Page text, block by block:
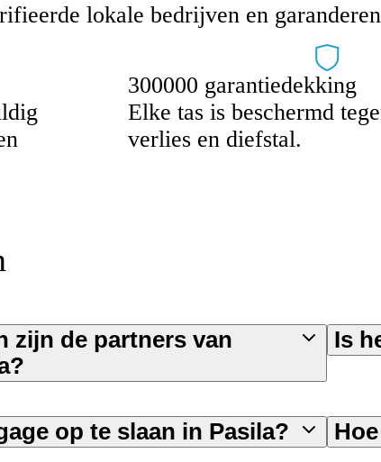
lokale bedrijven en
300000 garantiedekking
Elke tas is beschermd
verlies en diefstal.
zijn de partners van
Is
op te slaan in Pasila?